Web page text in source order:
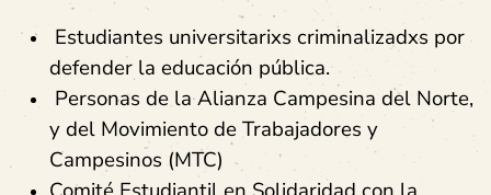
Estudiantes universitarixs criminalizadxs por
defender la educación pública.
Personas de la Alianza Campesina del Norte,
y del Movimiento de Trabajadores y
Campesinos (MTC)